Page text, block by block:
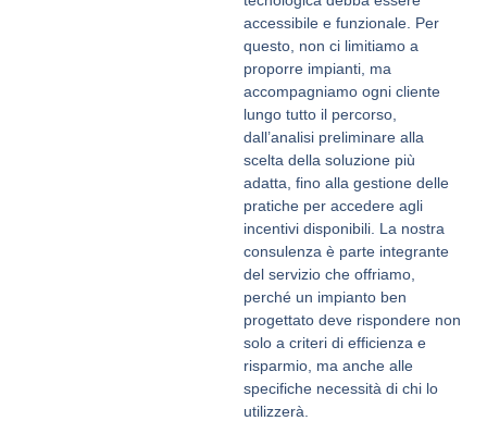
accessibile e funzionale. Per
questo, non ci limitiamo a
proporre impianti, ma
accompagniamo ogni cliente
lungo tutto il percorso,
dall’analisi preliminare alla
scelta della soluzione più
adatta, fino alla gestione delle
pratiche per accedere agli
incentivi disponibili. La nostra
consulenza è parte integrante
del servizio che offriamo,
perché un impianto ben
progettato deve rispondere non
solo a criteri di efficienza e
risparmio, ma anche alle
specifiche necessità di chi lo
utilizzerà.